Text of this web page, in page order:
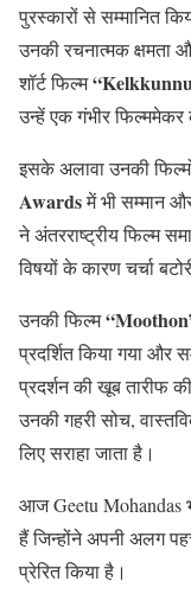
पुरस्कारों से सम्मानित
उनकी रचनात्मक क्षमता
शॉर्ट फिल्म
उन्हें एक गंभीर
इसके अलावा उनकी
Awardsमें भी सम्मान
ने अंतरराष्ट्रीय फिल्म
विषयों के कारण चर्चा
उनकी फिल्म
प्रदर्शित किया गया
प्रदर्शन की खूब तारीफ
उनकी गहरी सोच,
लिए सराहा जाता है।
आज Geetu Mohandas
हैं जिन्होंने अपनी अलग
प्रेरित किया है।